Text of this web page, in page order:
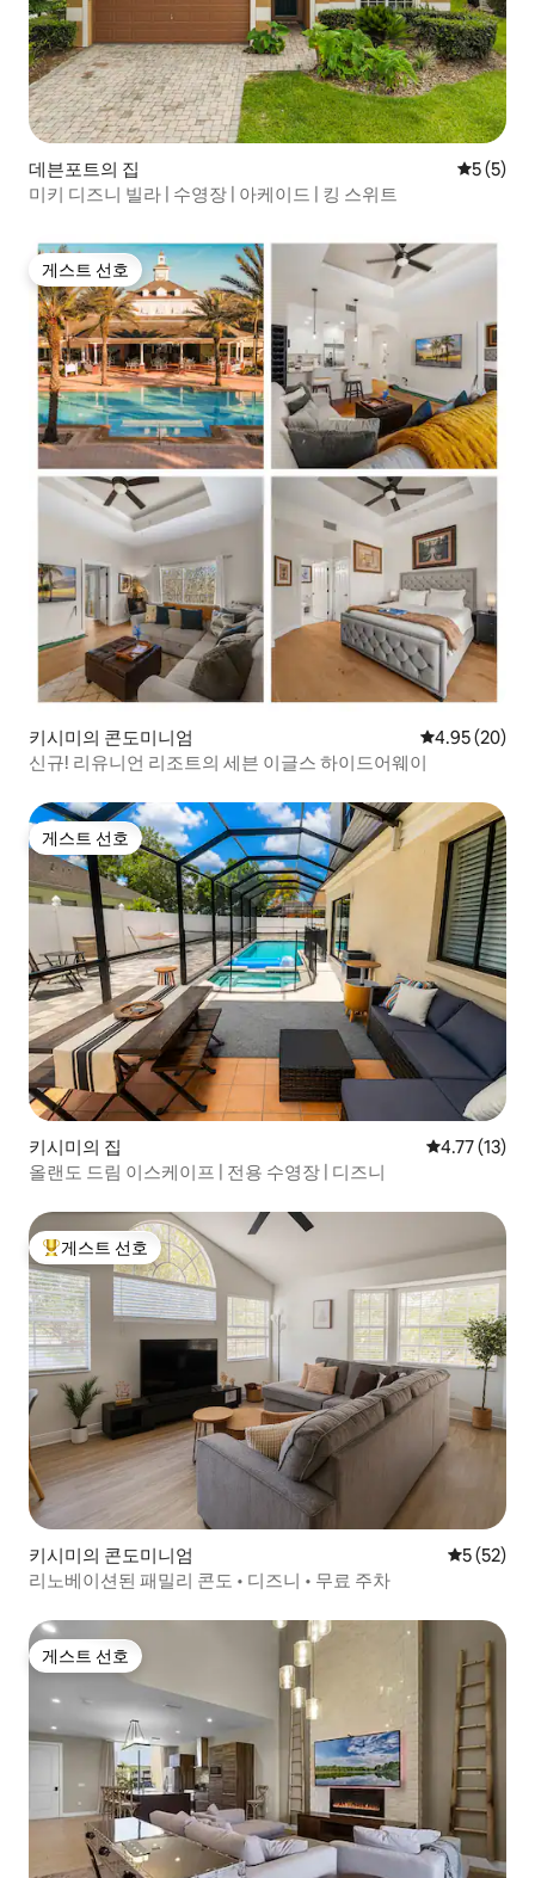
데븐포트의 집 평점 5점
5 (5)
미키 디즈니 빌라 | 수영장 | 아케이드 | 킹 스위트
게스트 선호
게스트 선호
키시미의 콘도미니엄 평점 4.95점(5
4.95 (20)
신규! 리유니언 리조트의 세븐 이글스 하이드어웨이
게스트 선호
게스트 선호
키시미의 집 평점 4.77점
4.77 (13)
올랜도 드림 이스케이프 | 전용 수영장 | 디즈니
상위 게스트 선호
게스트 선호
키시미의 콘도미니엄 평점 5점
5 (52)
리노베이션된 패밀리 콘도 • 디즈니 • 무료 주차
게스트 선호
게스트 선호